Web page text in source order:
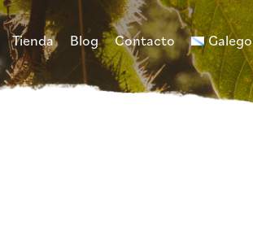
Tienda Blog Contacto Galego